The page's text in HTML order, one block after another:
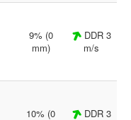
9% (0
mm)
DDR 3
m/s
10% (0
DDR 3